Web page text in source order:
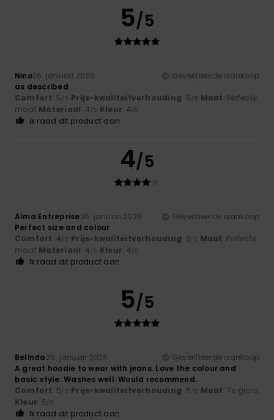
5/5
Nino26. januari 2026
Geverifieerde aankoop
as described
Comfort: 5/5 Prijs-kwaliteitverhouding: 5/5 Maat: Perfecte
maat Materiaal: 4/5 Kleur: 4/5
Ik raad dit product aan
4/5
Alma Entreprise26. januari 2026
Geverifieerde aankoop
Perfect size and colour
Comfort: 4/5 Prijs-kwaliteitverhouding: 3/5 Maat: Perfecte
maat Materiaal: 4/5 Kleur: 4/5
Ik raad dit product aan
5/5
Belinda25. januari 2026
Geverifieerde aankoop
A great hoodie to wear with jeans. Love the colour and
basic style. Washes well. Would recommend.
Comfort: 5/5 Prijs-kwaliteitverhouding: 5/5 Maat: Te groot
Kleur: 5/5
Ik raad dit product aan